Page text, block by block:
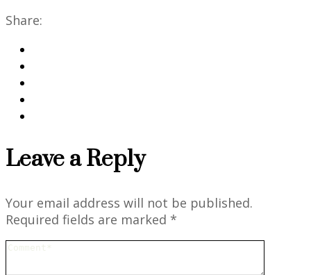
Share:
Leave a Reply
Your email address will not be published.
Required fields are marked *